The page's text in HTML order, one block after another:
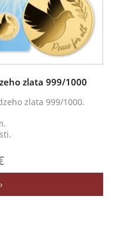
zlata 999/1000
zlata 999/1000.